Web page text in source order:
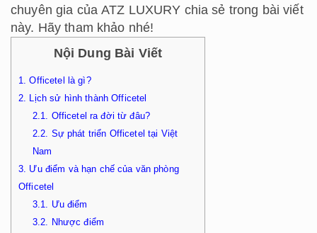
chuyên gia của ATZ LUXURY chia sẻ trong bài viết
này. Hãy tham khảo nhé!
Nội Dung Bài Viết
1.
Officetel là gì?
2.
Lịch sử hình thành Officetel
2.1.
Officetel ra đời từ đâu?
2.2. Sự phát triển Officetel tại Việt
Nam
3. Ưu điểm và hạn chế của văn phòng
Officetel
3.1.
Ưu điểm
3.2.
Nhược điểm